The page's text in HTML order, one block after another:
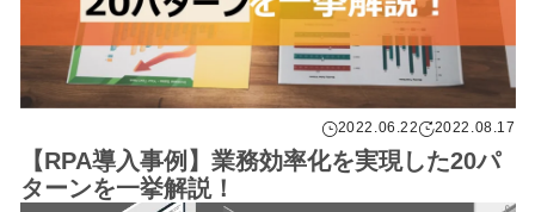
2022.06.22 2022.08.17
【RPA導入事例】業務効率化を実現した20パ
ターンを一挙解説！